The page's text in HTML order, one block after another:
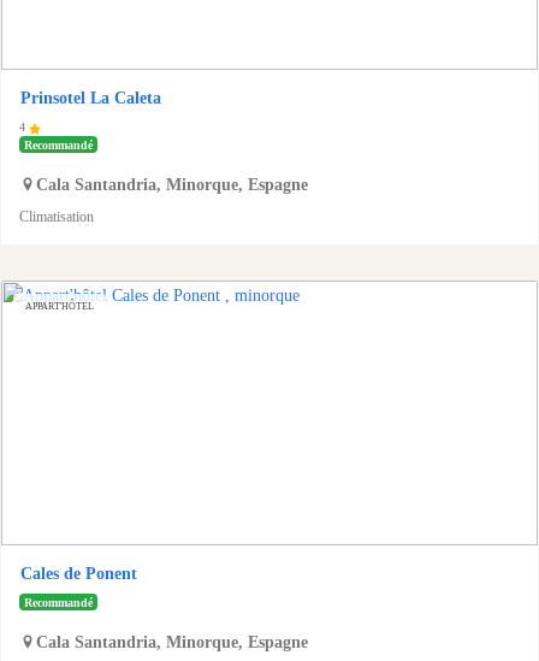
Prinsotel La Caleta
4
Recommandé
Cala Santandria, Minorque, Espagne
Climatisation
APPART'HÔTEL
Cales de Ponent
Recommandé
Cala Santandria, Minorque, Espagne